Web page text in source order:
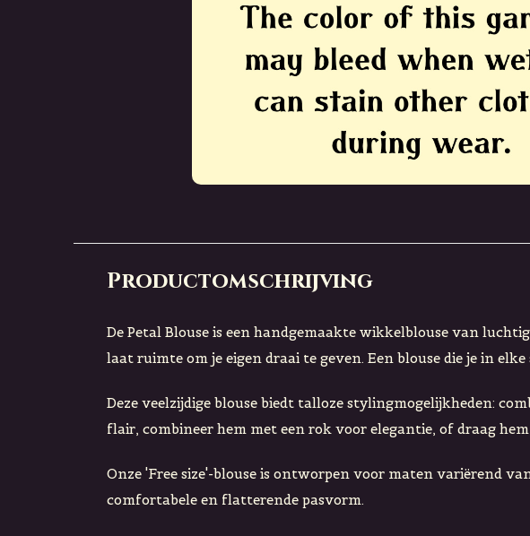
Productomschrijving
De Petal Blouse is een handgemaakte wikkelblouse van
laat ruimte om je eigen draai te geven. Een blouse die je in
Deze veelzijdige blouse biedt talloze stylingmogelijkheden:
flair, combineer hem met een rok voor elegantie, of draag
Onze 'Free size'-blouse is ontworpen voor maten variërend
comfortabele en flatterende pasvorm.